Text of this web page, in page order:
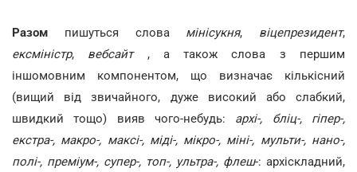
Разом пишуться слова мінісукня, віцепрезидент,
ексміністр, вебсайт , а також слова з першим
іншомовним компонентом, що визначає кількісний
(вищий від звичайного, дуже високий або слабкий,
швидкий тощо) вияв чого-небудь: архі-, бліц-, гіпер-,
екстра-, макро-, максі-, міді-, мікро-, міні-, мульти-, нано-,
полі-, преміум-, супер-, топ-, ультра-, флеш-: архіскладний,